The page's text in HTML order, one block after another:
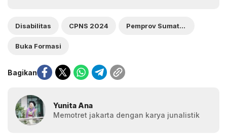
Disabilitas CPNS 2024 Pemprov Sumatera Barat
Buka Formasi
Bagikan
Yunita Ana
Memotret jakarta dengan karya junalistik